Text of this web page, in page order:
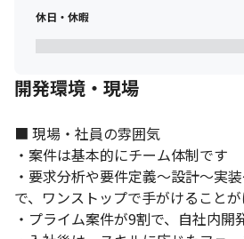
休日・休暇
開発環境・現場
■ 現場・社員の雰囲気
・案件は基本的にチーム体制です
・要求分析や要件定義〜設計〜実
で、ワンストップで⼿がけること
・プライム案件が9割で、⾃社内開